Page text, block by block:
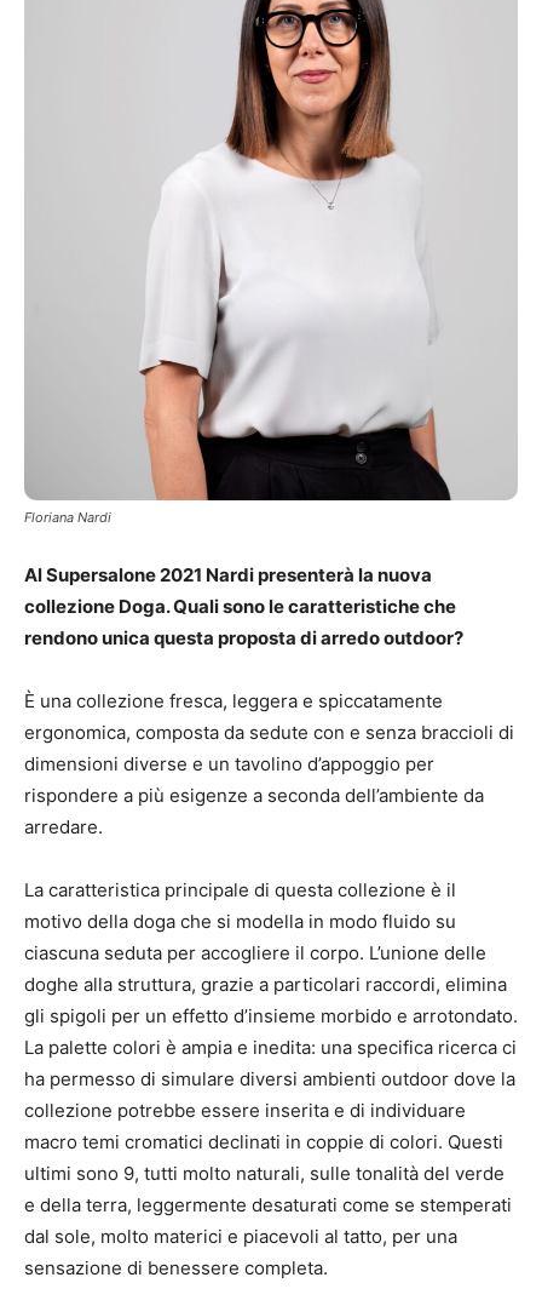
Floriana Nardi
Al Supersalone 2021 Nardi presenterà la nuova
collezione Doga. Quali sono le caratteristiche che
rendono unica questa proposta di arredo outdoor?
È una collezione fresca, leggera e spiccatamente
ergonomica, composta da sedute con e senza braccioli di
dimensioni diverse e un tavolino d’appoggio per
rispondere a più esigenze a seconda dell’ambiente da
arredare.
La caratteristica principale di questa collezione è il
motivo della doga che si modella in modo fluido su
ciascuna seduta per accogliere il corpo. L’unione delle
doghe alla struttura, grazie a particolari raccordi, elimina
gli spigoli per un effetto d’insieme morbido e arrotondato.
La palette colori è ampia e inedita: una specifica ricerca ci
ha permesso di simulare diversi ambienti outdoor dove la
collezione potrebbe essere inserita e di individuare
macro temi cromatici declinati in coppie di colori. Questi
ultimi sono 9, tutti molto naturali, sulle tonalità del verde
e della terra, leggermente desaturati come se stemperati
dal sole, molto materici e piacevoli al tatto, per una
sensazione di benessere completa.